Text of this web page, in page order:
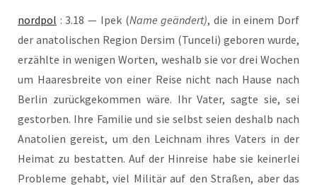
nord­pol : 3.18 — Ipek (Name geän­dert), die in einem Dorf
der ana­to­li­schen Regi­on Der­sim (Tun­ce­li) gebo­ren wur­de,
erzähl­te in weni­gen Wor­ten, wes­halb sie vor drei Wochen
um Haa­res­brei­te von einer Rei­se nicht nach Hau­se nach
Ber­lin zurück­ge­kom­men wäre. Ihr Vater, sag­te sie, sei
gestor­ben. Ihre Fami­lie und sie selbst sei­en des­halb nach
Ana­to­li­en gereist, um den Leich­nam ihres Vaters in der
Hei­mat zu bestat­ten. Auf der Hin­rei­se habe sie kei­ner­lei
Pro­ble­me gehabt, viel Mili­tär auf den Stra­ßen, aber das